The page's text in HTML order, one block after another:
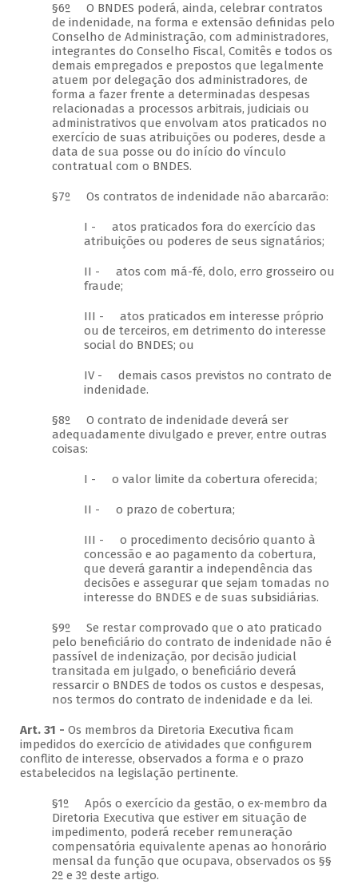
§6º O BNDES poderá, ainda, celebrar contratos
de indenidade, na forma e extensão definidas pelo
Conselho de Administração, com administradores,
integrantes do Conselho Fiscal, Comitês e todos os
demais empregados e prepostos que legalmente
atuem por delegação dos administradores, de
forma a fazer frente a determinadas despesas
relacionadas a processos arbitrais, judiciais ou
administrativos que envolvam atos praticados no
exercício de suas atribuições ou poderes, desde a
data de sua posse ou do início do vínculo
contratual com o BNDES.
§7º Os contratos de indenidade não abarcarão:
I - atos praticados fora do exercício das
atribuições ou poderes de seus signatários;
II - atos com má-fé, dolo, erro grosseiro ou
fraude;
III - atos praticados em interesse próprio
ou de terceiros, em detrimento do interesse
social do BNDES; ou
IV - demais casos previstos no contrato de
indenidade.
§8º O contrato de indenidade deverá ser
adequadamente divulgado e prever, entre outras
coisas:
I - o valor limite da cobertura oferecida;
II - o prazo de cobertura;
III - o procedimento decisório quanto à
concessão e ao pagamento da cobertura,
que deverá garantir a independência das
decisões e assegurar que sejam tomadas no
interesse do BNDES e de suas subsidiárias.
§9º Se restar comprovado que o ato praticado
pelo beneficiário do contrato de indenidade não é
passível de indenização, por decisão judicial
transitada em julgado, o beneficiário deverá
ressarcir o BNDES de todos os custos e despesas,
nos termos do contrato de indenidade e da lei.
Art. 31 - Os membros da Diretoria Executiva ficam
impedidos do exercício de atividades que configurem
conflito de interesse, observados a forma e o prazo
estabelecidos na legislação pertinente.
§1º Após o exercício da gestão, o ex-membro da
Diretoria Executiva que estiver em situação de
impedimento, poderá receber remuneração
compensatória equivalente apenas ao honorário
mensal da função que ocupava, observados os §§
2º e 3º deste artigo.